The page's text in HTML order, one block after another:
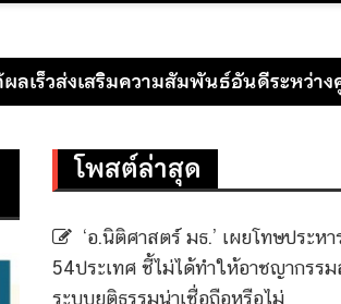
ลเร็วส่งเสริมความสัมพันธ์อันดีระหว่า
โพสต์ล่าสุด
‘อ.นิติศาสตร์ มธ.’ เผยโทษประหา
54ประเทศ ชี้ไม่ได้ทำให้อาชญากรรม
ระบบยุติธรรมน่าเชื่อถือหรือไม่